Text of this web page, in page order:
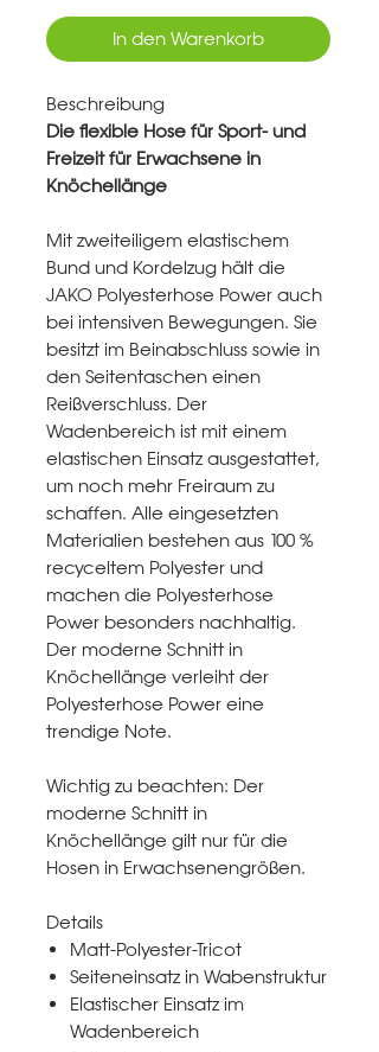
In den Warenkorb
Beschreibung
Die flexible Hose für Sport- und
Freizeit für Erwachsene in
Knöchellänge
Mit zweiteiligem elastischem
Bund und Kordelzug hält die
JAKO Polyesterhose Power auch
bei intensiven Bewegungen. Sie
besitzt im Beinabschluss sowie in
den Seitentaschen einen
Reißverschluss. Der
Wadenbereich ist mit einem
elastischen Einsatz ausgestattet,
um noch mehr Freiraum zu
schaffen. Alle eingesetzten
Materialien bestehen aus 100 %
recyceltem Polyester und
machen die Polyesterhose
Power besonders nachhaltig.
Der moderne Schnitt in
Knöchellänge verleiht der
Polyesterhose Power eine
trendige Note.
Wichtig zu beachten: Der
moderne Schnitt in
Knöchellänge gilt nur für die
Hosen in Erwachsenengrößen.
Details
Matt-Polyester-Tricot
Seiteneinsatz in Wabenstruktur
Elastischer Einsatz im
Wadenbereich